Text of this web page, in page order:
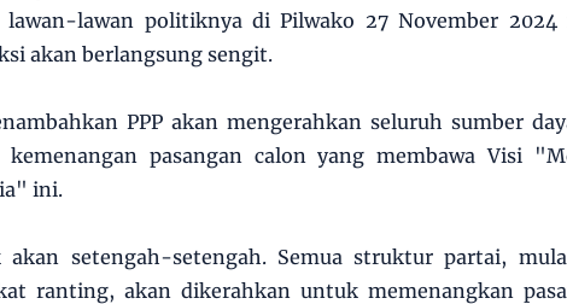
lawan-lawan politiknya di Pilwako 27 November 2024
akan berlangsung sengit.
PPP akan mengerahkan seluruh sumber
kemenangan pasangan calon yang membawa Visi
ini.
setengah-setengah. Semua struktur partai,
ranting, akan dikerahkan untuk memenangkan